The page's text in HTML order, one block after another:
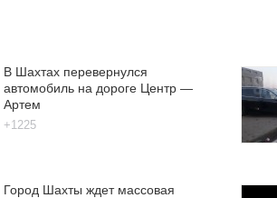
В Шахтах перевернулся
автомобиль на дороге Центр —
Артем
+1225
Город Шахты ждет массовая